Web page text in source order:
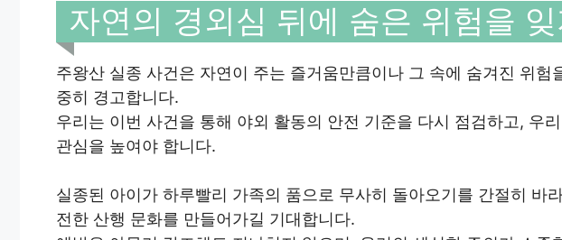
자연의 경외심 뒤에 숨은 위험을
주왕산 실종 사건은 자연이 주는 즐거움만큼이나 그 속에 숨겨진 위
중히 경고합니다.
우리는 이번 사건을 통해 야외 활동의 안전 기준을 다시 점검하고, 우
관심을 높여야 합니다.
실종된 아이가 하루빨리 가족의 품으로 무사히 돌아오기를 간절히 바
전한 산행 문화를 만들어가길 기대합니다.